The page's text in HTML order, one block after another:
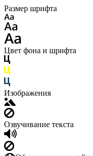
Размер шрифта
Цвет фона и шрифта
Изображения
Озвучивание текста